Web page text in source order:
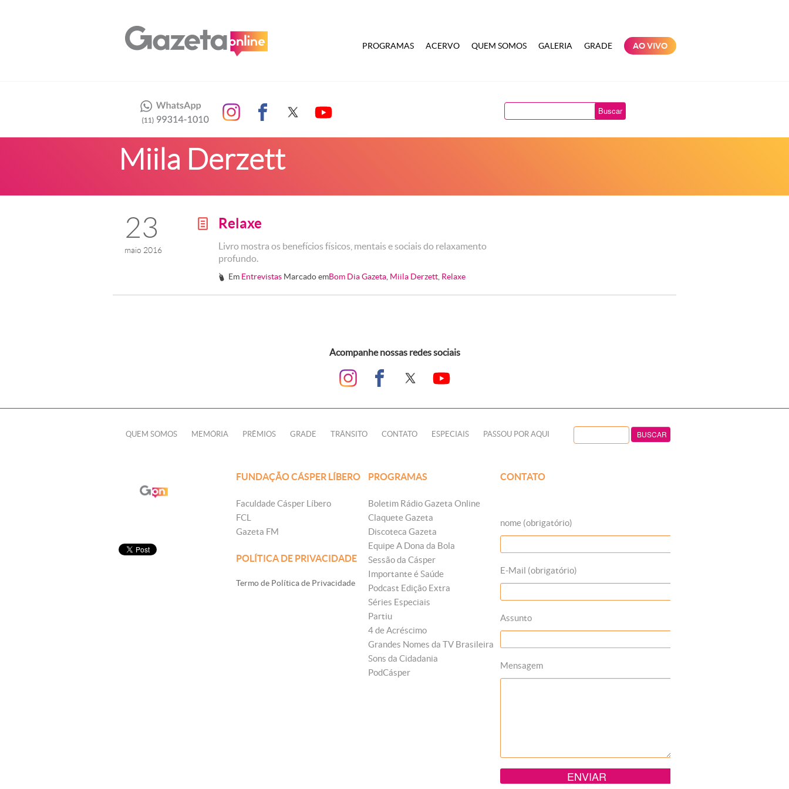
PROGRAMAS ACERVO QUEM SOMOS GALERIA GRADE AO VIVO
Buscar
Miila Derzett
23
maio 2016
g Relaxe
Livro mostra os benefícios físicos, mentais e sociais do relaxamento
profundo.
# Em Entrevistas Marcado emBom Dia Gazeta Miila Derzett Relaxe
Acompanhe nossas redes sociais
QUEM SOMOS MEMÓRIA PRÊMIOS GRADE TRÂNSITO CONTATO ESPECIAIS PASSOU POR AQUI
FUNDAÇÃO CÁSPER LÍBERO
Faculdade Cásper Líbero
FCL
Gazeta FM
POLÍTICA DE PRIVACIDADE
Termo de Política de Privacidade
PROGRAMAS
Boletim Rádio Gazeta Online
Claquete Gazeta
Discoteca Gazeta
Equipe A Dona da Bola
Sessão da Cásper
Importante é Saúde
Podcast Edição Extra
Séries Especiais
Partiu
4 de Acréscimo
Grandes Nomes da TV Brasileira
Sons da Cidadania
PodCásper
CONTATO
nome (obrigatório)
E-Mail (obrigatório)
Assunto
Mensagem